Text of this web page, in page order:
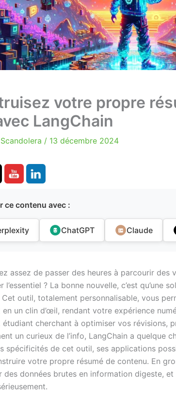
votre propre
LangChain
/ 13 décembre 2024
ce contenu avec :
ChatGPT Claude
assez de passer des heures à parcourir des
l’essentiel ? La bonne nouvelle, c’est qu’une
Cet outil, totalement personnalisable, vous
en un clin d’œil, rendant votre expérience
étudiant cherchant à optimiser vos révisions,
un curieux de l’info, LangChain a quelque
spécificités de cet outil, ses applications
votre propre résumé de contenu. En
des données brutes en information digeste,